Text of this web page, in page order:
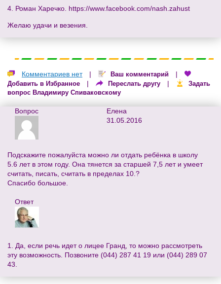
4. Роман Харечко. https://www.facebook.com/nash.zahust
Желаю удачи и везения.
Комментариев нет | Ваш комментарий |
Добавить в Избранное | Переслать другу |
Задать
вопрос Владимиру Спиваковскому
Вопрос
Елена
31.05.2016
Подскажите пожалуйста можно ли отдать ребёнка в школу
5.6 лет в этом году. Она тянется за старшей 7,5 лет и умеет
считать, писать, считать в пределах 10.?
Спасибо большое.
Ответ
1. Да, если речь идет о лицее Гранд, то можно рассмотреть
эту возможность. Позвоните (044) 287 41 19 или (044) 289 07
43.